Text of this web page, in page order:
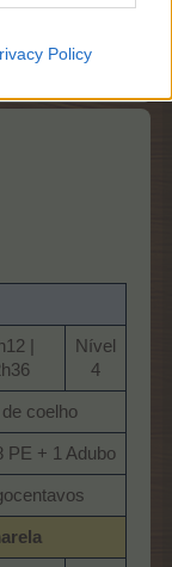
Policy
|
Nível
4​
coelho​
PE + 1 Adubo​